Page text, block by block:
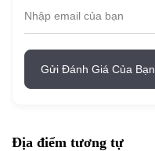
Gửi Đánh Giá Của Bạn
Địa điểm tương tự